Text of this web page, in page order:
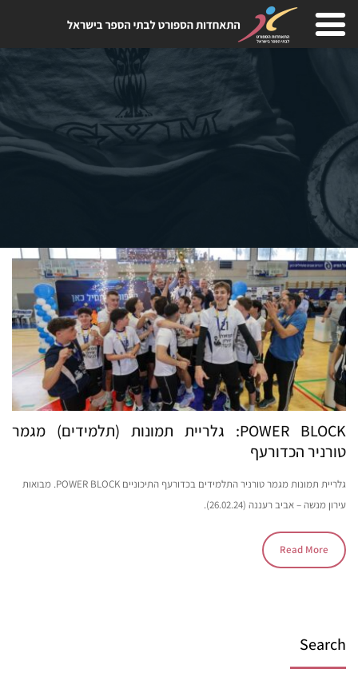
POWER BLOCK: גלריית תמונות (תלמידים) מגמר
טורניר הכדורעף
גלריית תמונות מגמר טורניר התלמידים בכדורעף התיכוניים POWER BLOCK. מבואות
עירון מנשה – אביב רעננה (26.02.24).
Read More
Search